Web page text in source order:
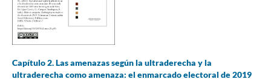
Capítulo 2. Las amenazas según la ultraderecha y la
ultraderecha como amenaza: el enmarcado electoral de 2019